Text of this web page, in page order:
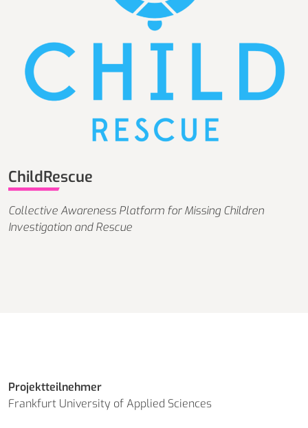
ChildRescue
Collective Awareness Platform for Missing Children
Investigation and Rescue
Projektteilnehmer
Frankfurt University of Applied Sciences